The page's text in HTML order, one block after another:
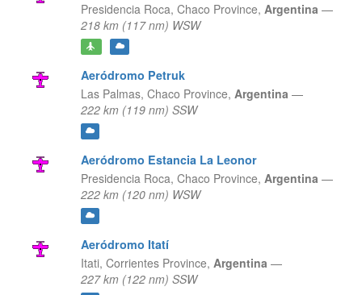
Presidencia Roca, Chaco Province, Argentina —
218 km (117 nm) WSW
Aeródromo Petruk
Las Palmas, Chaco Province, Argentina —
222 km (119 nm) SSW
Aeródromo Estancia La Leonor
Presidencia Roca, Chaco Province, Argentina —
222 km (120 nm) WSW
Aeródromo Itatí
Itati, Corrientes Province, Argentina —
227 km (122 nm) SSW